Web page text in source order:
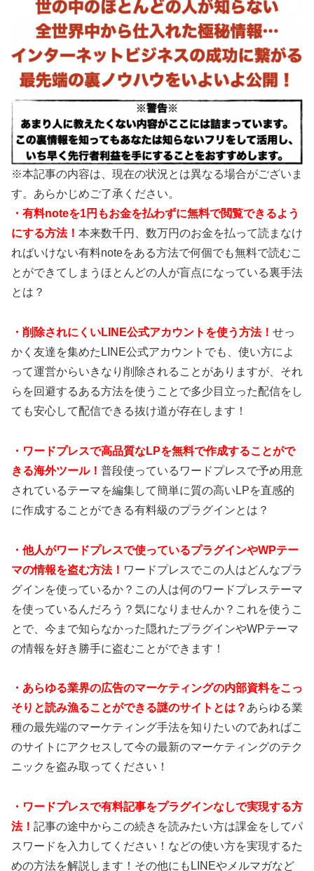
※本記事の内容は、現在の状況とは異なる場合がございま
す。あらかじめご了承ください。
・有料noteを1円もお金を払わずに無料で閲覧できるよう
にする方法！ 本来数千円、数万円のお金を払って読まなけ
ればいけない有料noteをある方法で何個でも無料で読むこ
とができてしまうほとんどの人が盲点になっている裏手法
とは？
・ 削除されにくいLINE公式アカウントを使う方法！ せっ
かく友達を集めたLINE公式アカウントでも、使い方によ
って運営からいきなり削除されることがありますが、それ
らを回避するある方法を使うことで多少目立った配信をし
ても安心して配信できる抜け道が存在します！
・ ワードプレスで高品質なLPを無料で作成することがで
きる海外ツール！ 普段使っているワードプレスで予め用意
されているテーマを編集して簡単に質の高いLPを直感的
に作成することができる有料級のプラグインとは？
・ 他人がワードプレスで使っているプラグインやWPテー
マの情報を盗む方法！ ワードプレスでこの人はどんなプラ
グインを使っているか？この人は何のワードプレステーマ
を使っているんだろう？気になりませんか？これを使うこ
とで、今まで知らなかった隠れたプラグインやWPテーマ
の情報を好き勝手に盗むことができます！
・あらゆる業界の広告のマーケティングの内部資料をこっ
そりと読み漁ることができる謎のサイトとは？ あらゆる業
種の最先端のマーケティング手法を知りたいのであればこ
のサイトにアクセスして今の最新のマーケティングのテク
ニックを盗み取ってください！
・ワードプレスで有料記事をプラグインなしで実現する方
法！ 記事の途中からこの続きを読みたい方は課金をしてパ
スワードを入力してください！などの使い方を実現するた
めの方法を解説します！その他にもLINEやメルマガなど